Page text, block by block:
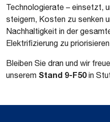
Technologierate – einsetzt,
steigern, Kosten zu senken
Nachhaltigkeit in der
Elektrifizierung zu
Bleiben Sie dran und wir
unserem Stand 9-F50 in